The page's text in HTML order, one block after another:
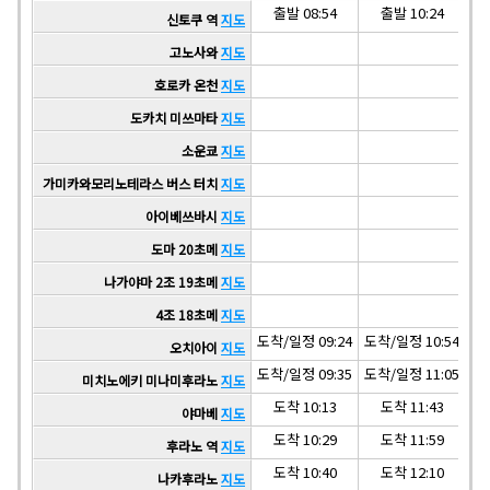
신토쿠 역지도 출발 08:54 출발 10:24
고노사와지도
호로카 온천지도
도카치 미쓰마타지도
소운쿄지도
가미카와모리노테라스 버스 터치지도
아이베쓰바시 지도
도마 20초메지도
나가야마 2조 19초메지도
4조 18초메지도
오치아이 지도 도착/일정 09:24 도착/일정 10:54
미치노에키 미나미후라노지도 도착/일정 09:35 도착/일정 11:05
야마베지도 도착 10:13 도착 11:43
후라노 역지도 도착 10:29 도착 11:59
나카후라노지도 도착 10:40 도착 12:10